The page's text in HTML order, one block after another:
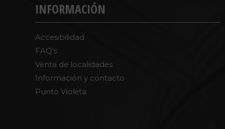
INFORMACIÓN
Accesibilidad
FAQ’s
Venta de localidades
Información y contacto
Punto Violeta